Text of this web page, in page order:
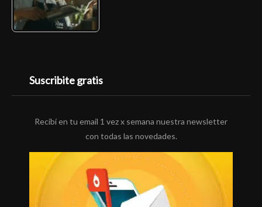
Suscribite gratis
Recibí en tu email 1 vez x semana nuestra newsletter
con todas las novedades.